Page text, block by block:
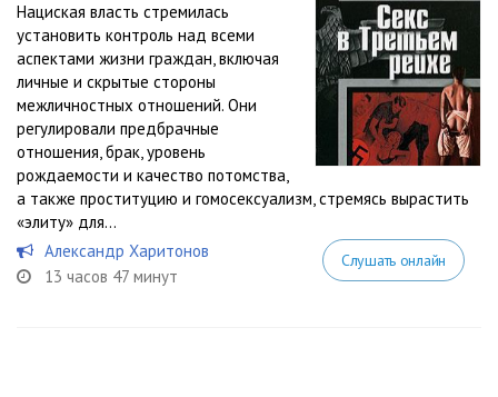
Нациская власть стремилась
установить контроль над всеми
аспектами жизни граждан, включая
личные и скрытые стороны
межличностных отношений. Они
регулировали предбрачные
отношения, брак, уровень
рождаемости и качество потомства,
а также проституцию и гомосексуализм, стремясь вырастить
«элиту» для...
Александр Харитонов
13 часов 47 минут
Слушать онлайн